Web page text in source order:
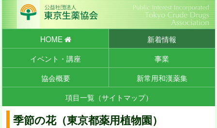
HOME
新着情報
イベント・講座
事業
協会概要
新常用和漢薬集
項目一覧（サイトマップ）
季節の花（東京都薬用植物園）